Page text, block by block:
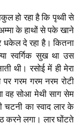
हो रहा है कि पृथ्वी से
के हाथों से पके खाने
धकेल दे रहा है। कितना
स्वर्गिक सुख था उस
थी। रसोई में ही मेरा
गरम गरम नरम रोटी
वह सोआ मेथी साग सेम
का स्वाद लार के
करने लगा। लार घोंटते